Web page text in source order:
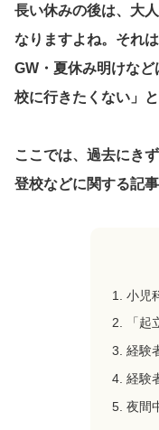
長い休みの後は、大
なりますよね。それ
GW・夏休み明けな
校に行きたくない」
ここでは、過去にき
登校などに関する記
小児
「
経験
経験
夜間